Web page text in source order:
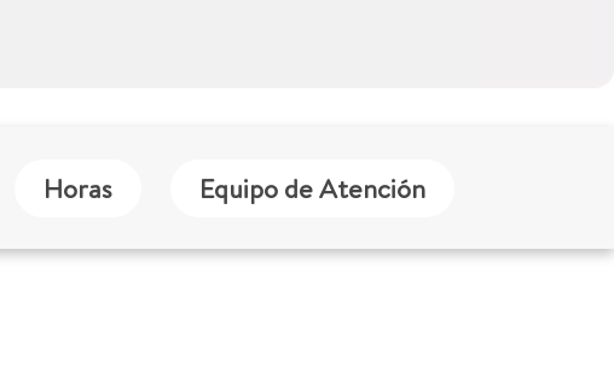
Horas Equipo de Atención